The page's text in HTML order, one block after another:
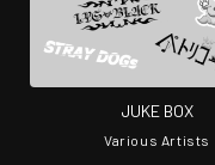
JUKE BOX
Various Artists